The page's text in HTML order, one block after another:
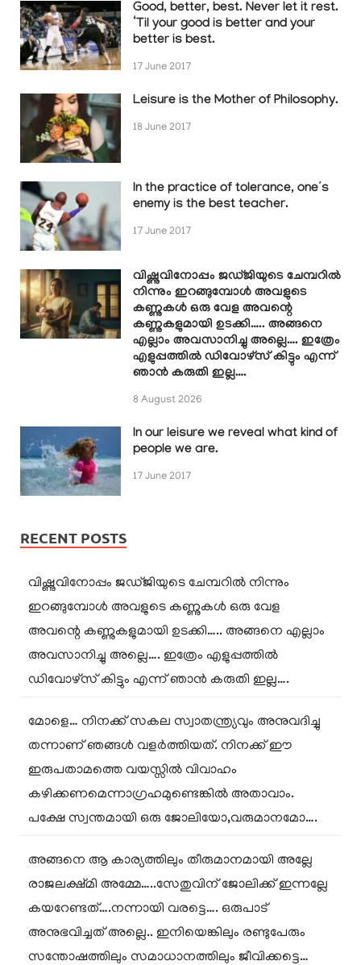
Good, better, best. Never let it rest.
‘Til your good is better and your
better is best.
17 June 2017
Leisure is the Mother of Philosophy.
18 June 2017
In the practice of tolerance, one’s
enemy is the best teacher.
17 June 2017
വിഷ്ണുവിനോപ്പം ജഡ്ജിയുടെ ചേമ്പറിൽ
നിന്നും ഇറങ്ങുമ്പോൾ അവളുടെ
കണ്ണുകൾ ഒരു വേള അവന്റെ
കണ്ണുകളുമായി ഉടക്കി….. അങ്ങനെ
എല്ലാം അവസാനിച്ചു അല്ലെ…. ഇത്രേം
എളുപ്പത്തിൽ ഡിവോഴ്സ് കിട്ടും എന്ന്
ഞാൻ കരുതി ഇല്ല….
8 August 2026
In our leisure we reveal what kind of
people we are.
17 June 2017
RECENT POSTS
വിഷ്ണുവിനോപ്പം ജഡ്ജിയുടെ ചേമ്പറിൽ നിന്നും
ഇറങ്ങുമ്പോൾ അവളുടെ കണ്ണുകൾ ഒരു വേള
അവന്റെ കണ്ണുകളുമായി ഉടക്കി….. അങ്ങനെ എല്ലാം
അവസാനിച്ചു അല്ലെ…. ഇത്രേം എളുപ്പത്തിൽ
ഡിവോഴ്സ് കിട്ടും എന്ന് ഞാൻ കരുതി ഇല്ല….
മോളെ… നിനക്ക് സകല സ്വാതന്ത്ര്യവും അനുവദിച്ചു
തന്നാണ് ഞങ്ങൾ വളർത്തിയത്. നിനക്ക് ഈ
ഇരുപതാമത്തെ വയസ്സിൽ വിവാഹം
കഴിക്കണമെന്നാഗ്രഹമുണ്ടെങ്കിൽ അതാവാം.
പക്ഷേ സ്വന്തമായി ഒരു ജോലിയോ,വരുമാനമോ….
അങ്ങനെ ആ കാര്യത്തിലും തീരുമാനമായി അല്ലേ
രാജലക്ഷ്മി അമ്മേ…..സേതുവിന് ജോലിക്ക് ഇന്നല്ലേ
കയറേണ്ടത്….നന്നായി വരട്ടെ…. ഒരുപാട്
അനുഭവിച്ചത് അല്ലെ.. ഇനിയെങ്കിലും രണ്ടുപേരും
സന്തോഷത്തിലും സമാധാനത്തിലും ജീവിക്കട്ടെ…